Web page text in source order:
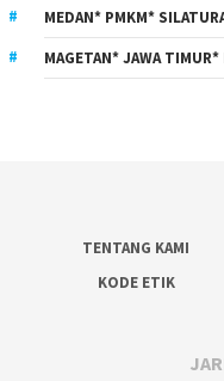
MEDAN* PMKM*
MAGETAN* JAWA
TENTANG KAMI
KODE ETIK